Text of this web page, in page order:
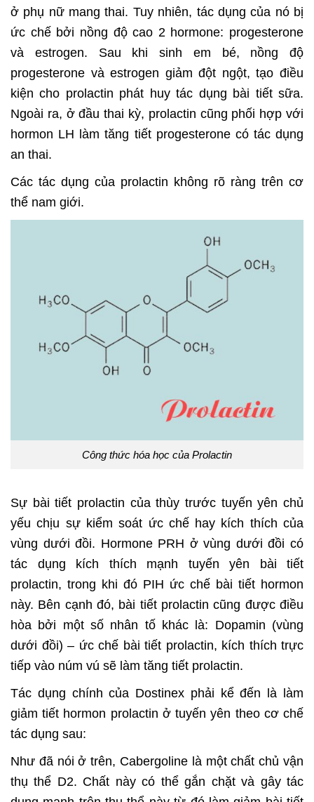
ở phụ nữ mang thai. Tuy nhiên, tác dụng của nó bị
ức chế bởi nồng độ cao 2 hormone: progesterone
và estrogen. Sau khi sinh em bé, nồng độ
progesterone và estrogen giảm đột ngột, tạo điều
kiện cho prolactin phát huy tác dụng bài tiết sữa.
Ngoài ra, ở đầu thai kỳ, prolactin cũng phối hợp với
hormon LH làm tăng tiết progesterone có tác dụng
an thai.
Các tác dụng của prolactin không rõ ràng trên cơ
thể nam giới.
Công thức hóa học của Prolactin
Sự bài tiết prolactin của thùy trước tuyến yên chủ
yếu chịu sự kiểm soát ức chế hay kích thích của
vùng dưới đồi. Hormone PRH ở vùng dưới đồi có
tác dụng kích thích mạnh tuyến yên bài tiết
prolactin, trong khi đó PIH ức chế bài tiết hormon
này. Bên cạnh đó, bài tiết prolactin cũng được điều
hòa bởi một số nhân tố khác là: Dopamin (vùng
dưới đồi) – ức chế bài tiết prolactin, kích thích trực
tiếp vào núm vú sẽ làm tăng tiết prolactin.
Tác dụng chính của Dostinex phải kể đến là làm
giảm tiết hormon prolactin ở tuyến yên theo cơ chế
tác dụng sau:
Như đã nói ở trên, Cabergoline là một chất chủ vận
thụ thể D2. Chất này có thể gắn chặt và gây tác